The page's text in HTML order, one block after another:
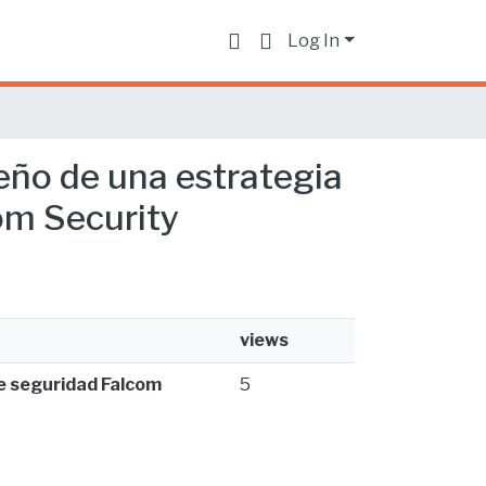
Log In
de una estrategia
Security
views
seguridad Falcom 5